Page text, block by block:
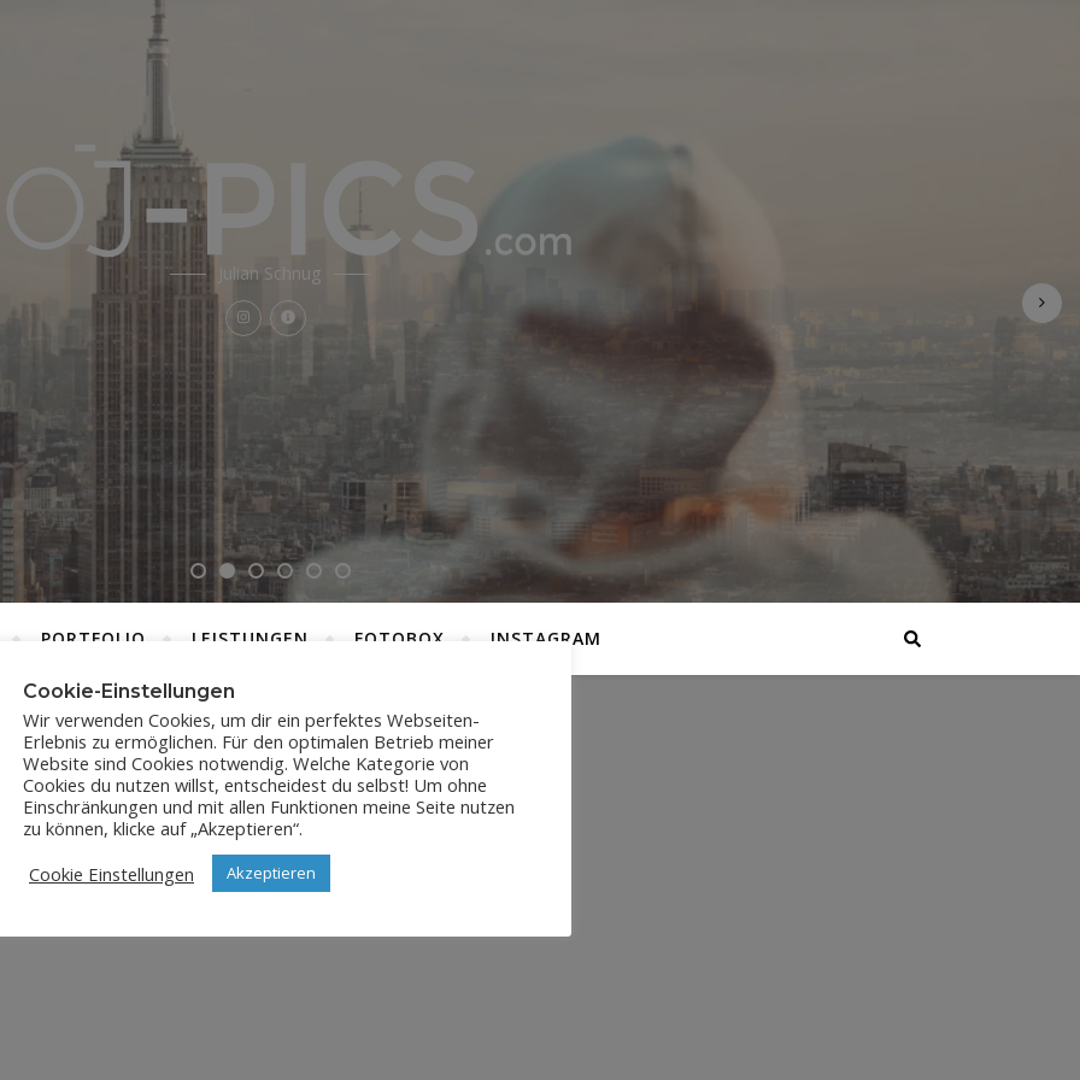
Julian Schnug
PORTFOLIO LEISTUNGEN FOTOBOX INSTAGRAM
DSC_8264
2. März 2019
Cookie-Einstellungen
Wir verwenden Cookies, um dir ein perfektes Webseiten-
Erlebnis zu ermöglichen. Für den optimalen Betrieb meiner
Website sind Cookies notwendig. Welche Kategorie von
Cookies du nutzen willst, entscheidest du selbst! Um ohne
Einschränkungen und mit allen Funktionen meine Seite nutzen
zu können, klicke auf „Akzeptieren“.
Cookie Einstellungen
Akzeptieren